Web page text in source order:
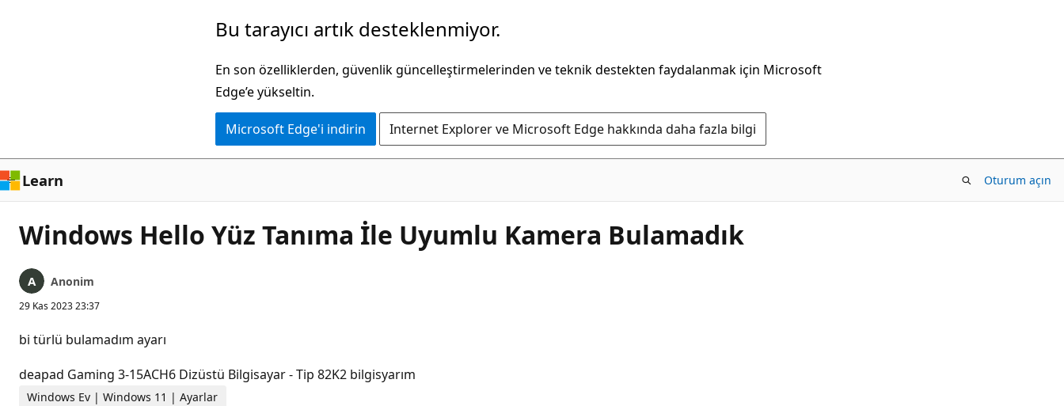
Bu tarayıcı artık desteklenmiyor.
En son özelliklerden, güvenlik güncelleştirmelerinden ve teknik destekten faydalanmak için Microsoft
Edge’e yükseltin.
Microsoft Edge'i indirin Internet Explorer ve Microsoft Edge hakkında daha fazla bilgi
Learn Oturum açın
Windows Hello Yüz Tanıma İle Uyumlu Kamera Bulamadık
Anonim
29 Kas 2023 23:37
bi türlü bulamadım ayarı
deapad Gaming 3-15ACH6 Dizüstü Bilgisayar - Tip 82K2 bilgisyarım
Windows Ev | Windows 11 | Ayarlar